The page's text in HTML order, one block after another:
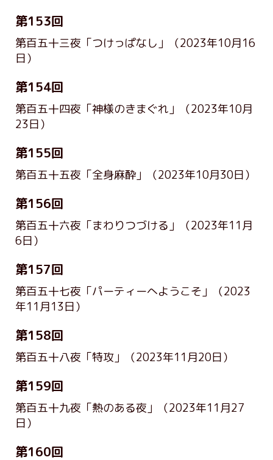
第153回
第百五十三夜「つけっぱなし」
（2023年10月16
日）
第154回
第百五十四夜「神様のきまぐれ」
（2023年10月
23日）
第155回
第百五十五夜「全身麻酔」 （2023年10月30日）
第156回
第百五十六夜「まわりつづける」
（2023年11月
6日）
第157回
第百五十七夜「パーティーへようこそ」
（2023
年11月13日）
第158回
第百五十八夜「特攻」 （2023年11月20日）
第159回
第百五十九夜「熱のある夜」
（2023年11月27
日）
第160回